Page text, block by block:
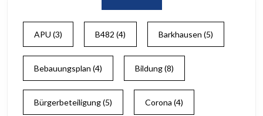
APU (3) B482 (4) Barkhausen (5)
Bebauungsplan (4) Bildung(8)
Bürgerbeteiligung(5) Corona (4)